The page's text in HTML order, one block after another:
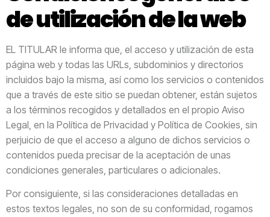
de utilización de la web
EL TITULAR le informa que, el acceso y utilización de esta
página web y todas las URLs, subdominios y directorios
incluidos bajo la misma, así como los servicios o contenidos
que a través de este sitio se puedan obtener, están sujetos
a los términos recogidos y detallados en el propio Aviso
Legal, en la Política de Privacidad y Política de Cookies, sin
perjuicio de que el acceso a alguno de dichos servicios o
contenidos pueda precisar de la aceptación de unas
condiciones generales, particulares o adicionales.
Por consiguiente, si las consideraciones detalladas en
estos textos legales, no son de su conformidad, rogamos